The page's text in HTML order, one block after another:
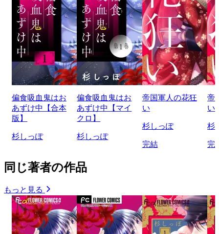
偏食吸血鬼はお
あずけ中【合本
版】
杉しっぽ
偏食吸血鬼はお
あずけ中【マイ
クロ】
杉しっぽ
帝国軍人の花狂
い
杉しっぽ
完結
帝
い
杉
完
同じ著者の作品
もっと見る